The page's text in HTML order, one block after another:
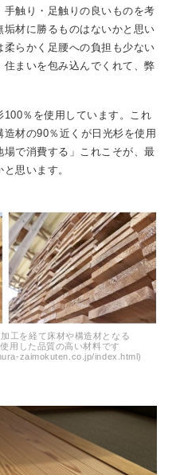
blog
services
触り・足触りの良いものを考
垢材に勝るものはないかと思い
柔らかく足腰への負担も少ない
まいを包み込んでくれて、弊
％を使用しています。これ
材の90％近くが日光杉を使用
場で消費する」これこそが、最
思います。
工を経て床材や構造材となる
用した品質の高い材料です
zaimokuten.co.jp/index.html)